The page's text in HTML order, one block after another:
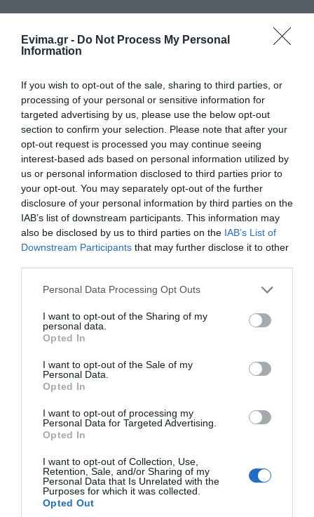
Evima.gr - Do Not Process My Personal
Information
If you wish to opt-out of the sale, sharing to third parties, or
processing of your personal or sensitive information for
targeted advertising by us, please use the below opt-out
section to confirm your selection. Please note that after your
opt-out request is processed you may continue seeing
interest-based ads based on personal information utilized by
us or personal information disclosed to third parties prior to
your opt-out. You may separately opt-out of the further
disclosure of your personal information by third parties on the
IAB’s list of downstream participants. This information may
also be disclosed by us to third parties on the IAB’s List of
Downstream Participants that may further disclose it to other
Please note that this website/app uses one or more Google
not limited to your visit or usage behaviour. You may click to
grant or deny consent to Google and its third-party tags to
use your data for below specified purposes in below Google
consent section.
Personal Data Processing Opt Outs
I want to opt-out of the Sharing of my
personal data.
Opted In
I want to opt-out of the Sale of my
Personal Data.
Opted In
I want to opt-out of processing my
Personal Data for Targeted Advertising.
Opted In
I want to opt-out of Collection, Use,
Retention, Sale, and/or Sharing of my
Personal Data that Is Unrelated with the
Purposes for which it was collected.
Opted Out
χρηματικού επιδόματος για όλους τους
νησιωτικούς Δήμους
9. Να συμπεριληφθούν άμεσα και οι μόνιμοι
εκπαιδευτικοί στη δυνατότητα πρόσβασης στο
δικαίωμα στέγασης και σίτισης από τους
Δήμους.
Πηγή: ieidiseis.gr